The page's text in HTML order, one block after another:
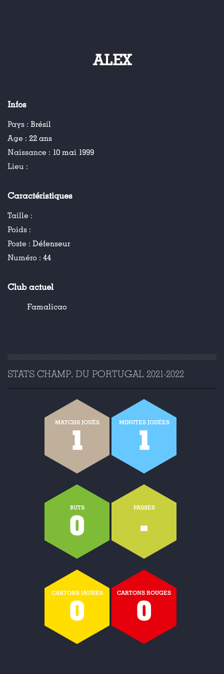
ALEX
Infos
Pays : Brésil
Age : 22 ans
Naissance : 10 mai 1999
Lieu :
Caractéristiques
Taille :
Poids :
Poste : Défenseur
Numéro : 44
Club actuel
Famalicao
STATS CHAMP. DU PORTUGAL 2021-2022
MATCHS JOUÉS
1
MINUTES JOUÉES
1
BUTS
0
PASSES
-
CARTONS JAUNES
0
CARTONS ROUGES
0